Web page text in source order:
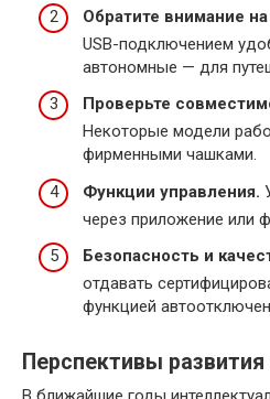
Обратите внимание
USB-подключением
автономные — для
Проверьте
Некоторые модели
фирменными чашками.
Функции управления.
через приложение или
Безопасность и
отдавать
функцией
Перспективы